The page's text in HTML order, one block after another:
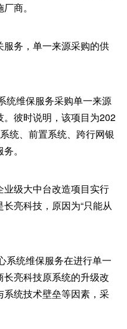
商。
务，单一来源采购的供
统维保服务采购单一来源
彼时说明，该项目为202
统、前置系统、跨行网银
。
级大中台改造项目实行
亮科技，原因为“只能从
系统维保服务在进行单一
亮科技原系统的升级改
统技术壁垒等因素，采